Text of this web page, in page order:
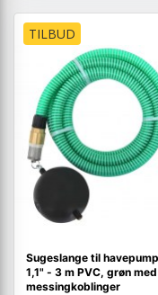
TILBUD
Sugeslange til
1,1" - 3 m PVC, grøn med
messingkoblinger